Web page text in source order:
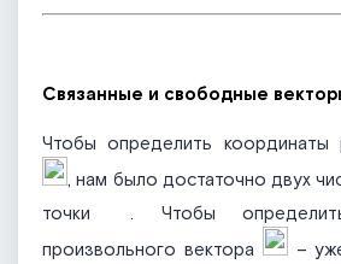
Связанные и свободные
Чтобы определить координаты
, нам было достаточно двух
точки
. Чтобы
произвольного вектора
–